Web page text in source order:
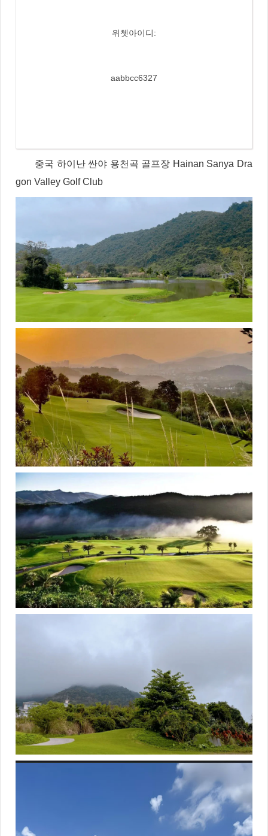
위쳇아이디:
aabbcc6327
중국 하이난 싼야 용천곡 골프장 Hainan Sanya Dra
gon Valley Golf Club